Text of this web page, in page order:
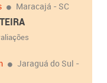
Maracajá - SC
Jaraguá do Sul -